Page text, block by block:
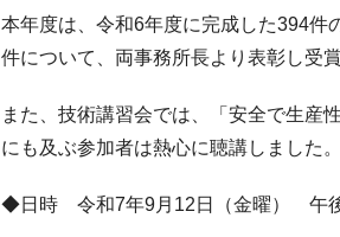
本年度は、令和6年度に完成した394件
件について、両事務所長より表彰し受
また、技術講習会では、「安全で生産
にも及ぶ参加者は熱心に聴講しました。
◆日時 令和7年9月12日（金曜） 午